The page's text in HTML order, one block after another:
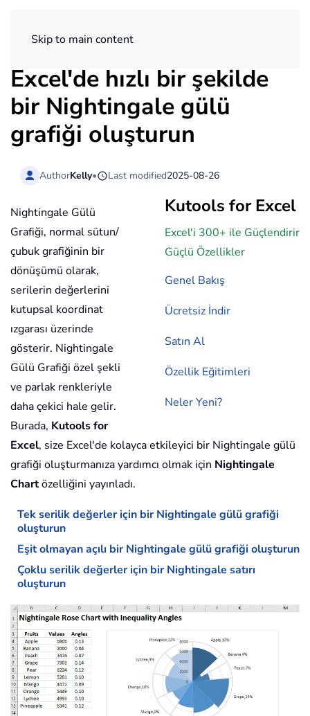
Skip to main content
Excel'de hızlı bir şekilde
bir Nightingale gülü
grafiği oluşturun
AuthorKelly• Last modified2025-08-26
Kutools for Excel
Excel'i 300+ ile Güçlendirir
Güçlü Özellikler
Genel Bakış
Ücretsiz İndir
Satın Al
Özellik Eğitimleri
Neler Yeni?
Nightingale Gülü
Grafiği, normal sütun/
çubuk grafiğinin bir
dönüşümü olarak,
serilerin değerlerini
kutupsal koordinat
ızgarası üzerinde
gösterir. Nightingale
Gülü Grafiği özel şekli
ve parlak renkleriyle
daha çekici hale gelir.
Burada, Kutools for
Excel, size Excel'de kolayca etkileyici bir Nightingale gülü
grafiği oluşturmanıza yardımcı olmak için Nightingale
Chartözelliğini yayınladı.
Tek serilik değerler için bir Nightingale gülü grafiği
oluşturun
Eşit olmayan açılı bir Nightingale gülü grafiği oluşturun
Çoklu serilik değerler için bir Nightingale satırı
oluşturun